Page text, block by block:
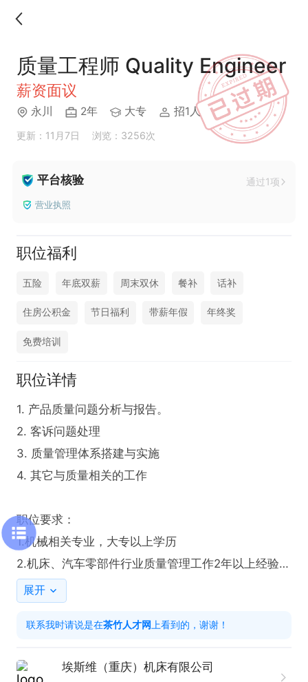
质量工程师 Quality Engineer
薪资面议
永川 2年 大专 招1人
更新：11月7日 浏览：3256次
平台核验 通过1项
营业执照
职位福利
五险 年底双薪 周末双休 餐补 话补
住房公积金 节日福利 带薪年假 年终奖
免费培训
职位详情
1. 产品质量问题分析与报告。
2. 客诉问题处理
3. 质量管理体系搭建与实施
4. 其它与质量相关的工作
职位要求：
1.机械相关专业，大专以上学历
2.机床、汽车零部件行业质量管理工作2年以上经验
3.会运用质量5大工具，七大手法分析质量问题
5.对ISO9001质量管理体系有基本认识,有内审员资格
6.沟通、表达能力强
展开
联系我时请说是在茶竹人才网 上看到的，谢谢！
埃斯维（重庆）机床有限公司